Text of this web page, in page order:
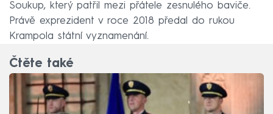
Soukup, který patřil mezi přátele zesnulého baviče.
Právě exprezident v roce 2018 předal do rukou
Krampola státní vyznamenání.
Čtěte také